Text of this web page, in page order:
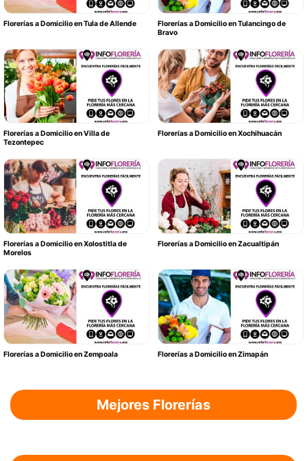
Florerías a Domicilio en Tula de Allende
Florerías a Domicilio en Tulancingo de
Bravo
Florerías a Domicilio en Villa de
Tezontepec
Florerías a Domicilio en Xochihuacán
Florerías a Domicilio en Xolostitla de
Morelos
Florerías a Domicilio en Zacualtipán
Florerías a Domicilio en Zempoala Florerías a Domicilio en Zimapán
Mejores Florerías